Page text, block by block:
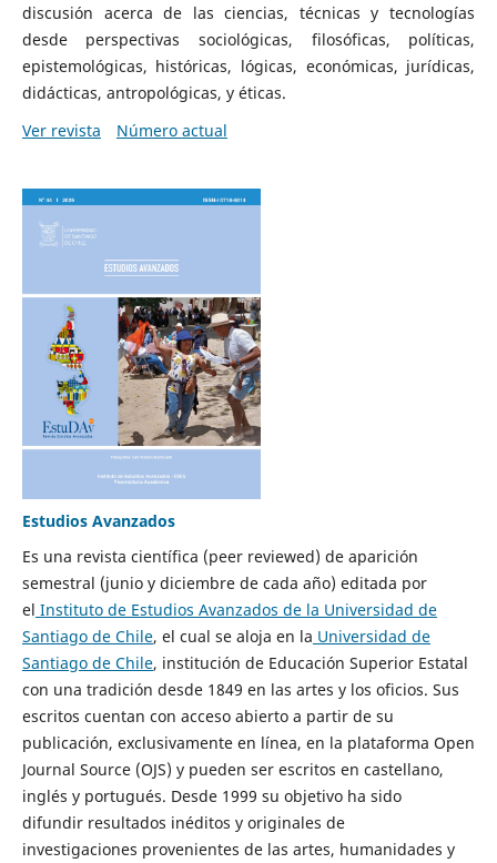
discusión acerca de las ciencias, técnicas y tecnologías
desde perspectivas sociológicas, filosóficas, políticas,
epistemológicas, históricas, lógicas, económicas, jurídicas,
didácticas, antropológicas, y éticas.
Ver revista
Número actual
Estudios Avanzados
Es una revista científica (peer reviewed) de aparición
semestral (junio y diciembre de cada año) editada por
el Instituto de Estudios Avanzados de la Universidad de
Santiago de Chile, el cual se aloja en la Universidad de
Santiago de Chile, institución de Educación Superior Estatal
con una tradición desde 1849 en las artes y los oficios. Sus
escritos cuentan con acceso abierto a partir de su
publicación, exclusivamente en línea, en la plataforma Open
Journal Source (OJS) y pueden ser escritos en castellano,
inglés y portugués. Desde 1999 su objetivo ha sido
difundir resultados inéditos y originales de
investigaciones provenientes de las artes, humanidades y